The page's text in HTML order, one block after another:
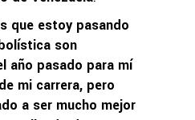
que estoy pasando
son
año pasado para mí
mi carrera, pero
a ser mucho mejor